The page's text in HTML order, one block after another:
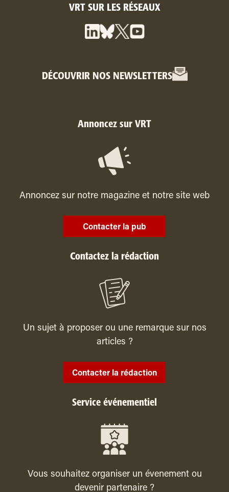
VRT SUR LES RÉSEAUX
DÉCOUVRIR NOS NEWSLETTERS
Annoncez sur VRT
Annoncez sur notre magazine et notre site web
Contacter la pub
Contactez la rédaction
Un sujet à proposer ou une remarque sur nos
articles ?
Contacter la rédaction
Service événementiel
Vous souhaitez organiser un évenement ou
devenir partenaire ?